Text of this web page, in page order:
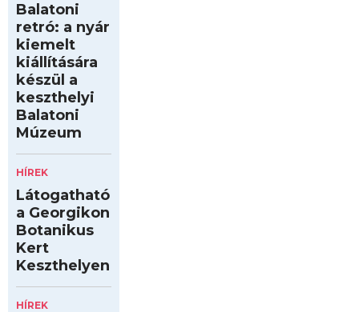
Balatoni
retró: a nyár
kiemelt
kiállítására
készül a
keszthelyi
Balatoni
Múzeum
HÍREK
Látogatható
a Georgikon
Botanikus
Kert
Keszthelyen
HÍREK